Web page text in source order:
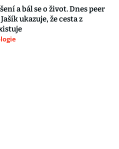
a bál se o život. Dnes peer
ukazuje, že cesta z